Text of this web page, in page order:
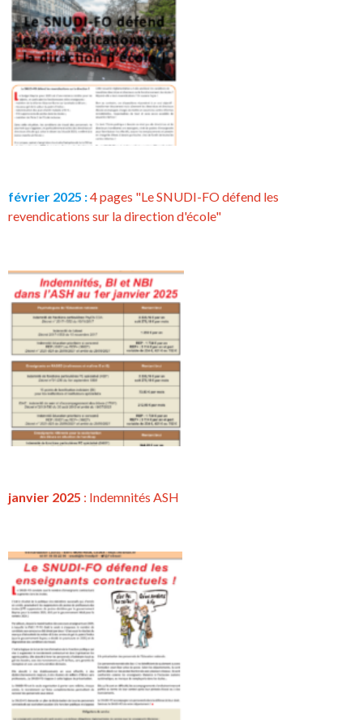
février 2025 :4 pages "Le SNUDI-FO défend les
revendications sur la direction d'école"
janvier 2025 : Indemnités ASH